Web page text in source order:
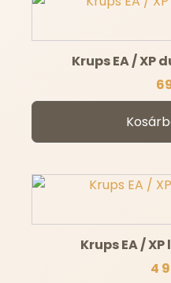
Krups EA /
Krups EA /
4